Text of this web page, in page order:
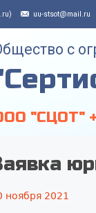
uu-stsot@mail.ru
с
"СЦОТ"
ноября 2021